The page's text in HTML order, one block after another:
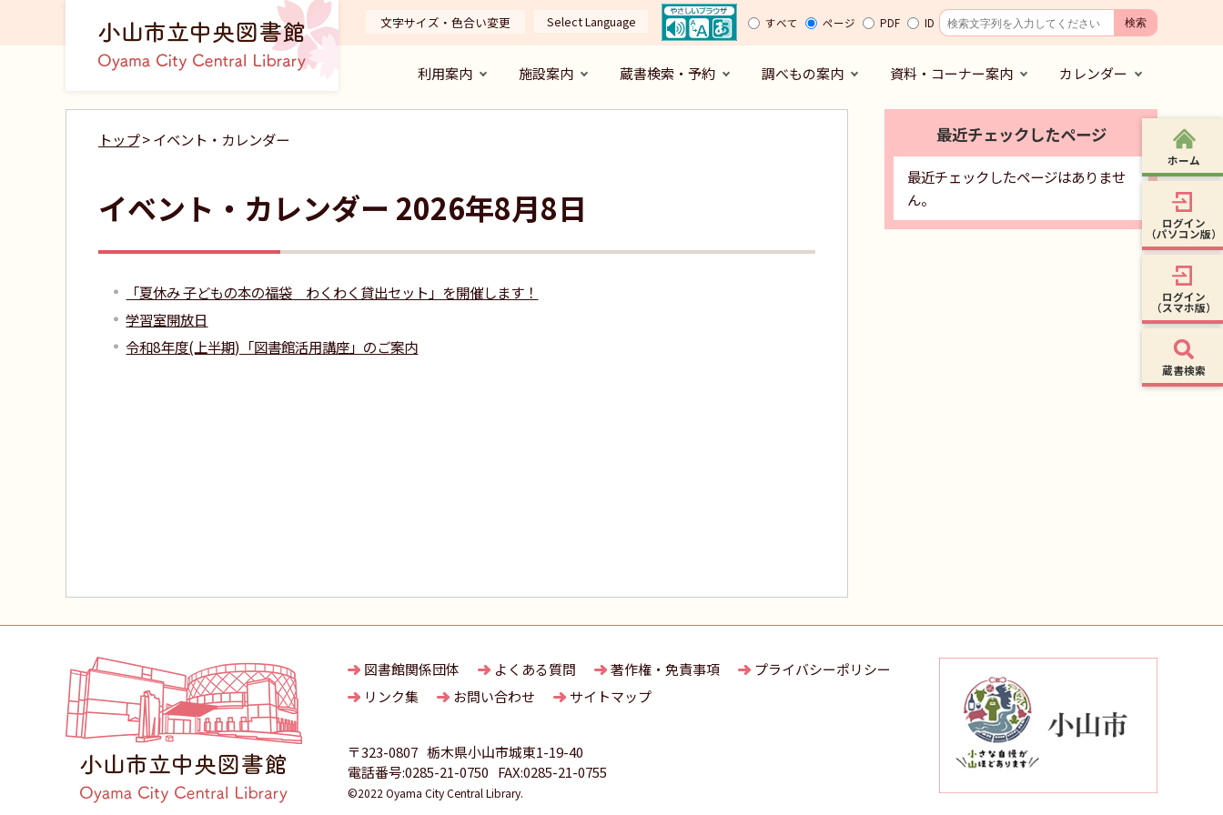
文字サイズ・色合い変更 Select Language すべて ページ PDF ID
利用案内 施設案内 蔵書検索・予約 調べもの案内 資料・コーナー案内 カレンダー
トップ> イベント・カレンダー
イベント・カレンダー 2026年8月8日
「夏休み 子どもの本の福袋 わくわく貸出セット」を開催します！
学習室開放日
令和8年度(上半期)「図書館活用講座」のご案内
最近チェックしたページ
最近チェックしたページはありませ
ん。
図書館関係団体 よくある質問 著作権・免責事項
プライバシーポリシー
リンク集
お問い合わせ サイトマップ
〒323-0807 栃木県小山市城東1-19-40
電話番号:0285-21-0750 FAX:0285-21-0755
©2022 Oyama City Central Library.
ホーム
ログイン
（パソコン版）
ログイン
（スマホ版）
蔵書検索